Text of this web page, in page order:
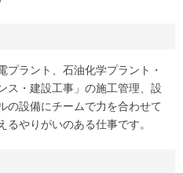
プラント、石油化学プラント・
ス・建設工事」の施工管理、設
の設備にチームで力を合わせて
やりがいのある仕事です。